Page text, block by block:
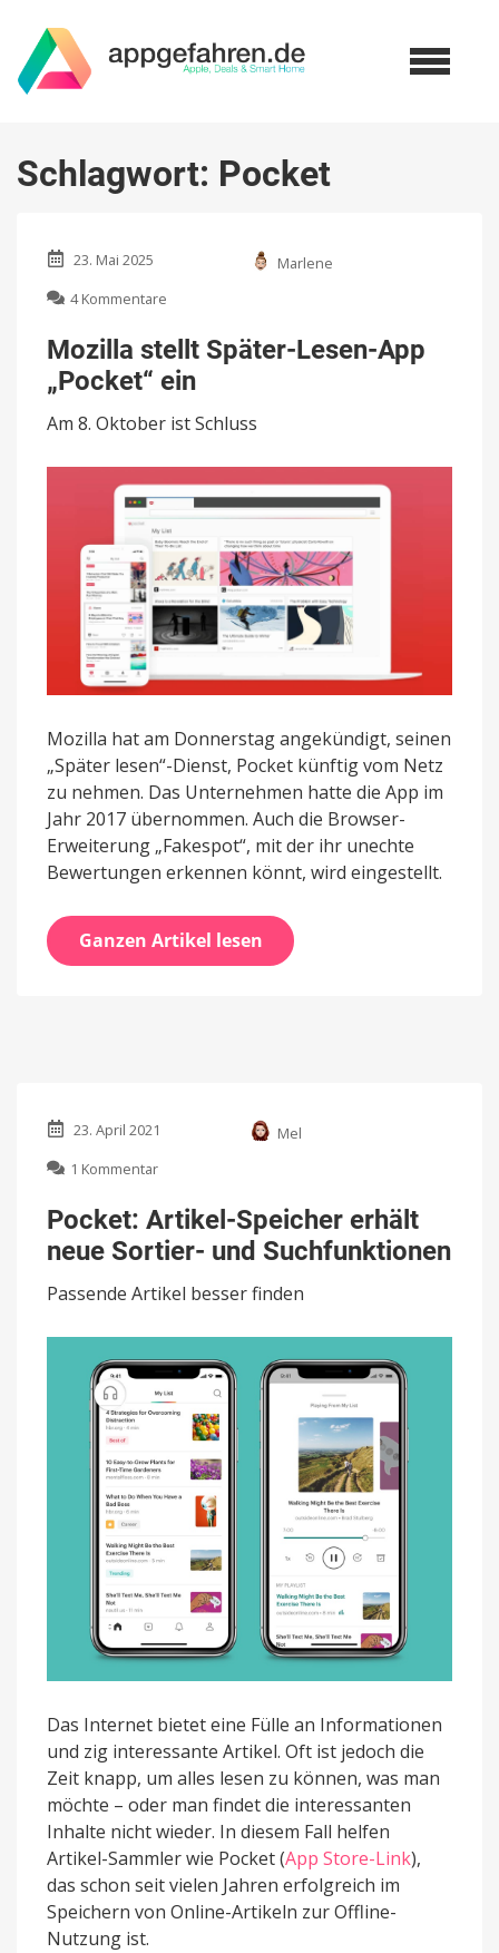
Schlagwort: Pocket
23. Mai 2025
Marlene
4 Kommentare
stellt
Später-
Lesen-
„Pocket“
Mozilla stellt Später-Lesen-App
„Pocket“ ein
Am 8. Oktober ist Schluss
Mozilla hat am Donnerstag angekündigt, seinen
„Später lesen“-Dienst, Pocket künftig vom Netz
zu nehmen. Das Unternehmen hatte die App im
Jahr 2017 übernommen. Auch die Browser-
Erweiterung „Fakespot“, mit der ihr unechte
Bewertungen erkennen könnt, wird eingestellt.
Ganzen Artikel lesen
23. April 2021
Mel
1 Kommentar
Artikel-
Speicher
erhält
Sortier-
Suchfunktionen
Pocket: Artikel-Speicher erhält
neue Sortier- und Suchfunktionen
Passende Artikel besser finden
Das Internet bietet eine Fülle an Informationen
und zig interessante Artikel. Oft ist jedoch die
Zeit knapp, um alles lesen zu können, was man
möchte – oder man findet die interessanten
Inhalte nicht wieder. In diesem Fall helfen
Artikel-Sammler wie Pocket (App Store-Link),
das schon seit vielen Jahren erfolgreich im
Speichern von Online-Artikeln zur Offline-
Nutzung ist.